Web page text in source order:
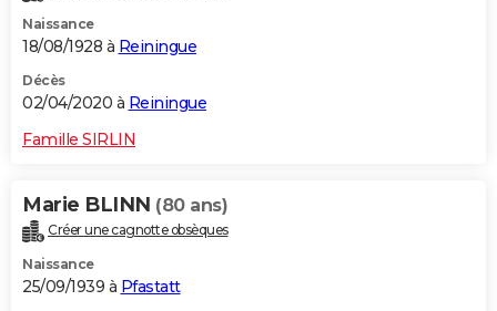
Naissance
18/08/1928 à Reiningue
Décès
02/04/2020 à Reiningue
Famille SIRLIN
Marie BLINN (80 ans)
Créer une cagnotte obsèques
Naissance
25/09/1939 à Pfastatt